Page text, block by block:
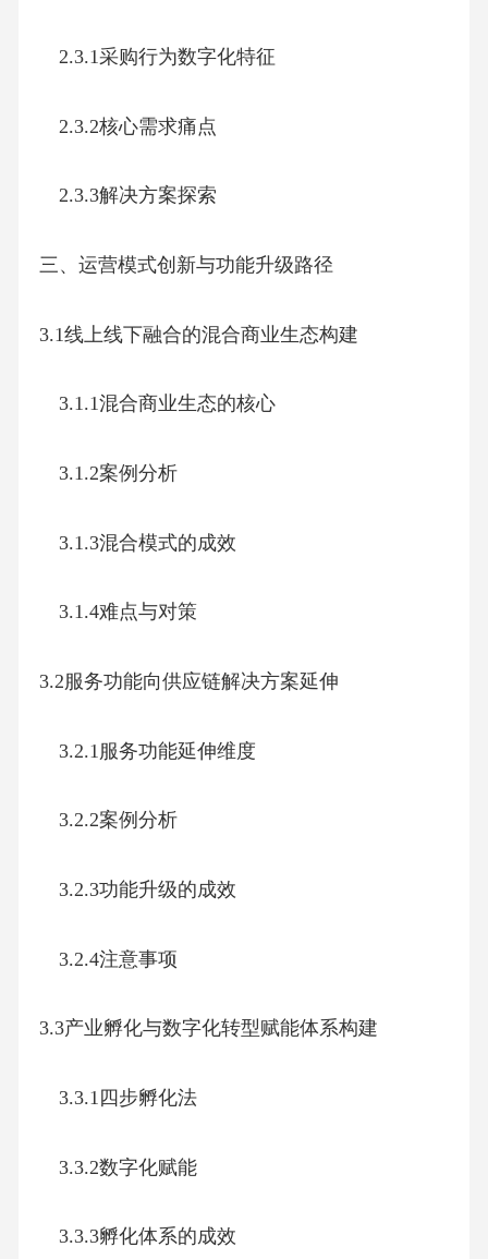
2.3.1采购行为数字化特征
2.3.2核心需求痛点
2.3.3解决方案探索
三、运营模式创新与功能升级路径
3.1线上线下融合的混合商业生态构建
3.1.1混合商业生态的核心
3.1.2案例分析
3.1.3混合模式的成效
3.1.4难点与对策
3.2服务功能向供应链解决方案延伸
3.2.1服务功能延伸维度
3.2.2案例分析
3.2.3功能升级的成效
3.2.4注意事项
3.3产业孵化与数字化转型赋能体系构建
3.3.1四步孵化法
3.3.2数字化赋能
3.3.3孵化体系的成效